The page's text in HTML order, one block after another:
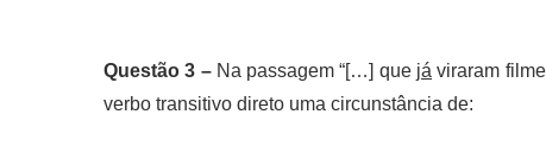
Questão 3 –Na passagem “[…] que já viraram
verbo transitivo direto uma circunstância de: